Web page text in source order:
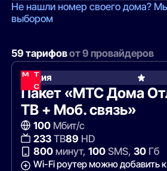
Не нашли номер своего дома?
выбором
59 тарифовот 9 провайдеров
Акция
Пакет «МТС Дома
ТВ + Моб. связь»
100Мбит/с
233ТВ89 HD
800минут, 100SMS, 30Гб
Wi-Fi роутер можно добавить